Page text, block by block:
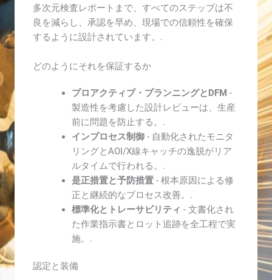
多次元検査レポートまで、すべてのステップは不
良を減らし、承認を早め、現場での信頼性を確保
するように設計されています。.
どのようにそれを保証するか
プロアクティブ・プランニングとDFM -
製造性を考慮した設計レビューは、生産
前に問題を防止する。.
インプロセス制御- 自動化されたモニタ
リングとAOI/X線キャッチの逸脱がリア
ルタイムで行われる。.
是正措置と予防措置- 根本原因による修
正と継続的なプロセス改善。.
標準化とトレーサビリティ - 文書化され
た作業指示書とロット追跡を全工程で実
施。.
認定と装備